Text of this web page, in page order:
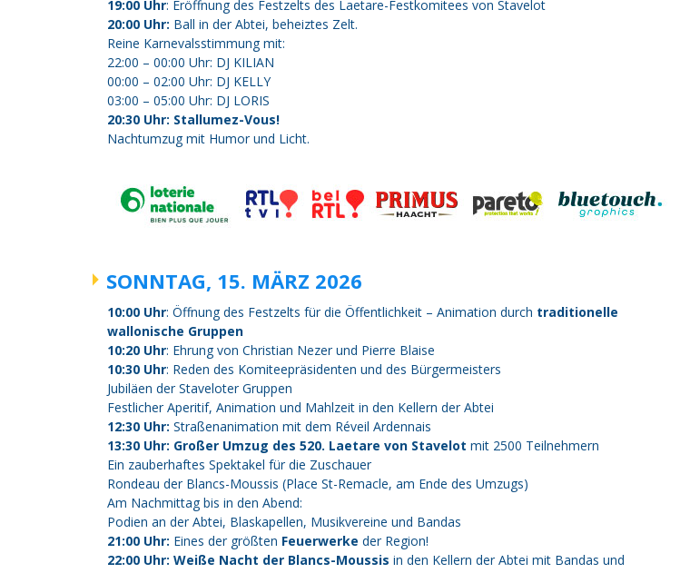
19:00 Uhr: Eröffnung des Festzelts des Laetare-Festkomitees von Stavelot
20:00 Uhr: Ball in der Abtei, beheiztes Zelt.
Reine Karnevalsstimmung mit:
22:00 – 00:00 Uhr: DJ KILIAN
00:00 – 02:00 Uhr: DJ KELLY
03:00 – 05:00 Uhr: DJ LORIS
20:30 Uhr: Stallumez-Vous!
Nachtumzug mit Humor und Licht.
SONNTAG, 15. MÄRZ 2026
10:00 Uhr: Öffnung des Festzelts für die Öffentlichkeit – Animation durch traditionelle
wallonische Gruppen
10:20 Uhr: Ehrung von Christian Nezer und Pierre Blaise
10:30 Uhr: Reden des Komiteepräsidenten und des Bürgermeisters
Jubiläen der Staveloter Gruppen
Festlicher Aperitif, Animation und Mahlzeit in den Kellern der Abtei
12:30 Uhr: Straßenanimation mit dem Réveil Ardennais
13:30 Uhr: Großer Umzug des 520. Laetare von Stavelot mit 2500 Teilnehmern
Ein zauberhaftes Spektakel für die Zuschauer
Rondeau der Blancs-Moussis (Place St-Remacle, am Ende des Umzugs)
Am Nachmittag bis in den Abend:
Podien an der Abtei, Blaskapellen, Musikvereine und Bandas
21:00 Uhr: Eines der größten Feuerwerke der Region!
22:00 Uhr: Weiße Nacht der Blancs-Moussis in den Kellern der Abtei mit Bandas und